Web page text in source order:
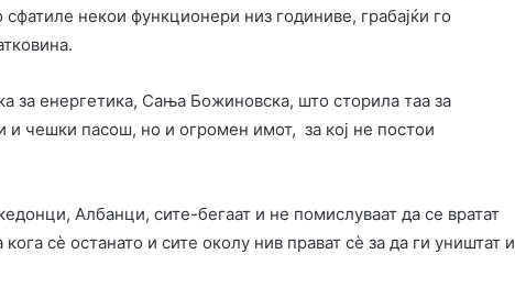
некои функционери низ годиниве, грабајќи го
за енергетика, Сања Божиновска, што сторила таа за
и чешки пасош, но и огромен имот, за кој не постои
Албанци, сите-бегаат и не помислуваат да се вратат
сѐ останато и сите околу нив прават сѐ за да ги уништат и